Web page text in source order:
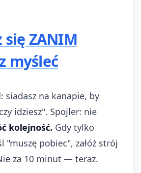
się ZANIM
myśleć
siadasz na kanapie, by
idziesz". Spojler: nie
kolejność. Gdy tylko
"muszę pobiec", załóż strój
za 10 minut — teraz.